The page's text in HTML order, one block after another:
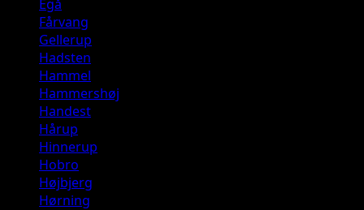
Rådmands
Boulevard,
Randers.
Egå
Fårvang
Gellerup
Hadsten
Hammel
Hammershøj
Handest
Hårup
Hinnerup
Hobro
Højbjerg
Hørning